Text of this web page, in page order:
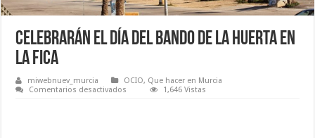
Celebrarán el Día del Bando de la Huerta en
La Fica
miwebnuev_murcia OCIO, Que hacer en Murcia
Comentarios desactivados
1,646 Vistas